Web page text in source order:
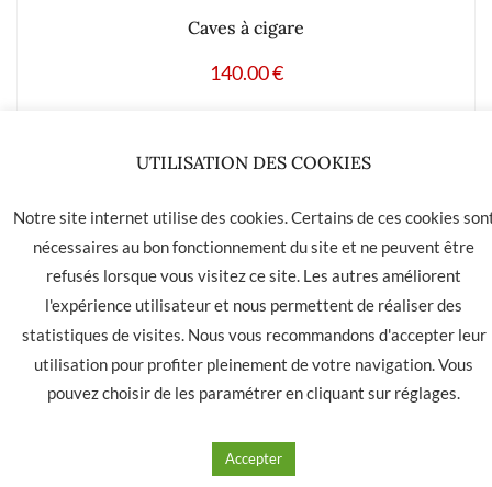
Caves à cigare
140.00€
LA HAVANE 40 bis rue des Tilleuls 30900 NIMES - Tél: 04 66
05 01 31
UTILISATION DES COOKIES
Notre site internet utilise des cookies. Certains de ces cookies
nécessaires au bon fonctionnement du site et ne peuvent être
refusés lorsque vous visitez ce site. Les autres améliorent
l'expérience utilisateur et nous permettent de réaliser des
statistiques de visites. Nous vous recommandons d'accepter leur
utilisation pour profiter pleinement de votre navigation. Vous
pouvez choisir de les paramétrer en cliquant sur réglages.
Accepter